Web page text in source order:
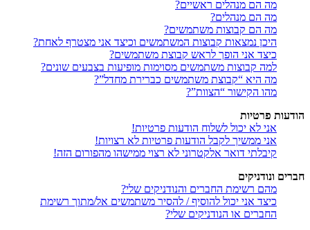
מה הם מנהלים ראשיים?
מה הם מנהלים?
מה הם קבוצות משתמשים?
היכן נמצאות קבוצות המשתמשים וכיצד אני מצטרף לאחת?
כיצד אני הופך לראש קבוצת משתמשים?
למה קבוצות משתמשים מסוימות מופיעות בצבעים שונים?
מה היא “קבוצת משתמשים כברירת מחדל”?
מהו הקישור “הצוות”?
הודעות פרטיות
אני לא יכול לשלוח הודעות פרטיות!
אני ממשיך לקבל הודעות פרטיות לא רצויות!
קיבלתי דואר אלקטרוני לא רצוי ממישהו מהפורום הזה!
חברים ונודניקים
מהם רשימת החברים והנודניקים שלי?
כיצד אני יכול להוסיף / להסיר משתמשים אל/מתוך רשימת
החברים או הנודניקים שלי?